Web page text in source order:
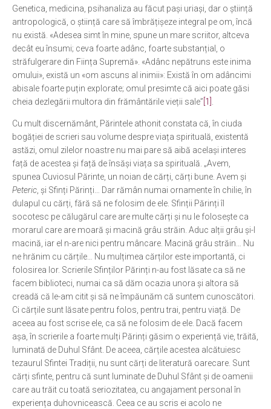
Genetica, medicina, psihanaliza au făcut pași uriași, dar o știință
antropologică, o știință care să îmbrățișeze integral pe om, încă
nu există. «Adesea simt în mine, spune un mare scriitor, altceva
decât eu însumi; ceva foarte adânc, foarte substanțial, o
străfulgerare din Ființa Supremă». «Adânc nepătruns este inima
omului», există un «om ascuns al inimii»: Există în om adâncimi
abisale foarte puțin explorate; omul presimte că aici poate găsi
cheia dezlegării multora din frământările vieții sale” [1] .
Cu mult discernământ, Părintele athonit constata că, în ciuda
bogăției de scrieri sau volume despre viața spirituală, existentă
astăzi, omul zilelor noastre nu mai pare să aibă același interes
față de acestea și față de însăși viața sa spirituală. „Avem,
spunea Cuviosul Părinte, un noian de cărți, cărți bune. Avem și
Peteric, și Sfinți Părinți… Dar rămân numai ornamente în chilie, în
dulapul cu cărți, fără să ne folosim de ele. Sfinții Părinți îl
socotesc pe călugărul care are multe cărți și nu le folosește ca
morarul care are moară și macină grâu străin. Aduc alții grâu și-l
macină, iar el n-are nici pentru mâncare. Macină grâu străin… Nu
ne hrănim cu cărțile… Nu mulțimea cărților este importantă, ci
folosirea lor. Scrierile Sfinților Părinți n-au fost lăsate ca să ne
facem biblioteci, numai ca să dăm ocazia unora și altora să
creadă că le-am citit și să ne împăunăm că suntem cunoscători.
Ci cărțile sunt lăsate pentru folos, pentru trai, pentru viață. De
aceea au fost scrise ele, ca să ne folosim de ele. Dacă facem
așa, în scrierile a foarte mulți Părinți găsim o experiență vie, trăită,
luminată de Duhul Sfânt. De aceea, cărțile acestea alcătuiesc
tezaurul Sfintei Tradiții, nu sunt cărți de literatură oarecare. Sunt
cărți sfinte, pentru că sunt luminate de Duhul Sfânt și de oamenii
care au trăit cu toată seriozitatea, cu angajament personal în
experiența duhovnicească. Ceea ce au scris ei acolo ne